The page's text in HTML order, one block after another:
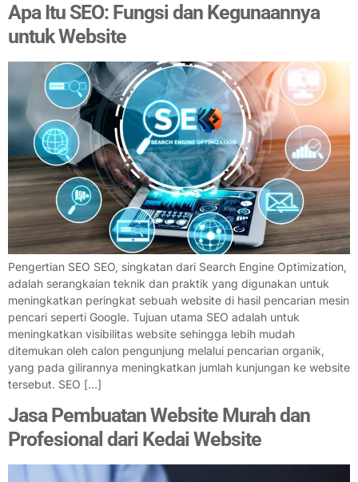
Apa Itu SEO: Fungsi dan Kegunaannya
untuk Website
Pengertian SEO SEO, singkatan dari Search Engine Optimization,
adalah serangkaian teknik dan praktik yang digunakan untuk
meningkatkan peringkat sebuah website di hasil pencarian mesin
pencari seperti Google. Tujuan utama SEO adalah untuk
meningkatkan visibilitas website sehingga lebih mudah
ditemukan oleh calon pengunjung melalui pencarian organik,
yang pada gilirannya meningkatkan jumlah kunjungan ke website
tersebut. SEO […]
Jasa Pembuatan Website Murah dan
Profesional dari Kedai Website